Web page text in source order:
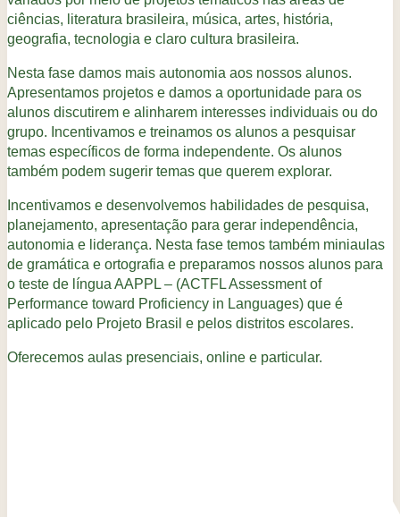
ciências, literatura brasileira, música, artes, história,
geografia, tecnologia e claro cultura brasileira.
Nesta fase damos mais autonomia aos nossos alunos.
Apresentamos projetos e damos a oportunidade para os
alunos discutirem e alinharem interesses individuais ou do
grupo. Incentivamos e treinamos os alunos a pesquisar
temas específicos de forma independente. Os alunos
também podem sugerir temas que querem explorar.
Incentivamos e desenvolvemos habilidades de pesquisa,
planejamento, apresentação para gerar independência,
autonomia e liderança. Nesta fase temos também miniaulas
de gramática e ortografia e preparamos nossos alunos para
o teste de língua AAPPL – (ACTFL Assessment of
Performance toward Proficiency in Languages) que é
aplicado pelo Projeto Brasil e pelos distritos escolares.
Oferecemos aulas presenciais, online e particular.